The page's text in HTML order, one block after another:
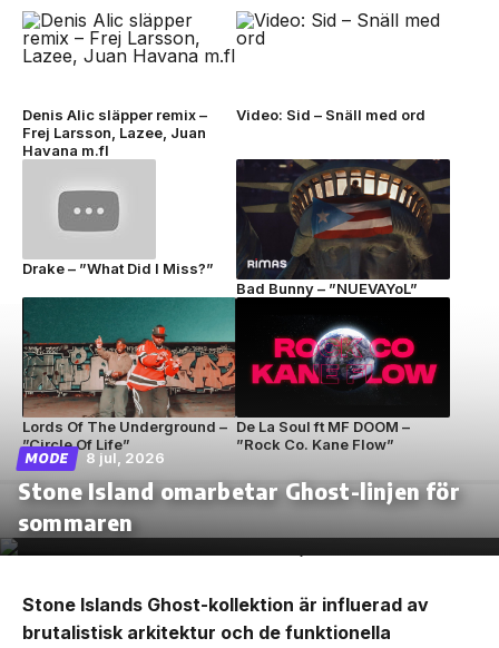
Denis Alic släpper remix –
Frej Larsson, Lazee, Juan
Havana m.fl
Video: Sid – Snäll med ord
Drake – ”What Did I Miss?”
Bad Bunny – ”NUEVAYoL”
Lords Of The Underground –
”Circle Of Life”
De La Soul ft MF DOOM –
”Rock Co. Kane Flow”
MODE 8 jul, 2026
Stone Island omarbetar Ghost-linjen för
sommaren
Stone Islands Ghost-kollektion är influerad av
brutalistisk arkitektur och de funktionella